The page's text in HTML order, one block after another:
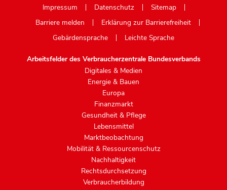
Impressum
Datenschutz
Sitemap
Barriere melden
Erklärung zur Barrierefreiheit
Gebärdensprache
Leichte Sprache
Arbeitsfelder des Verbraucherzentrale Bundesverbands
Digitales & Medien
Energie & Bauen
Europa
Finanzmarkt
Gesundheit & Pflege
Lebensmittel
Marktbeobachtung
Mobilität & Ressourcenschutz
Nachhaltigkeit
Rechtsdurchsetzung
Verbraucherbildung